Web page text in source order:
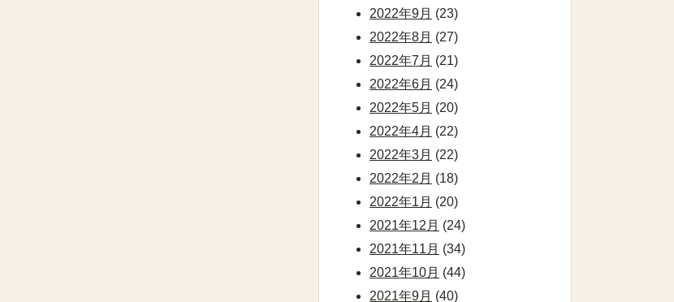
2022年9月 (23)
2022年8月 (27)
2022年7月 (21)
2022年6月 (24)
2022年5月 (20)
2022年4月 (22)
2022年3月 (22)
2022年2月 (18)
2022年1月 (20)
2021年12月 (24)
2021年11月 (34)
2021年10月 (44)
2021年9月 (40)